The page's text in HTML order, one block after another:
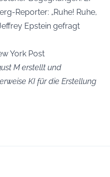
Reporter: „Ruhe! Ruhe,
Epstein gefragt
York Post
M erstellt und
KI für die Erstellung